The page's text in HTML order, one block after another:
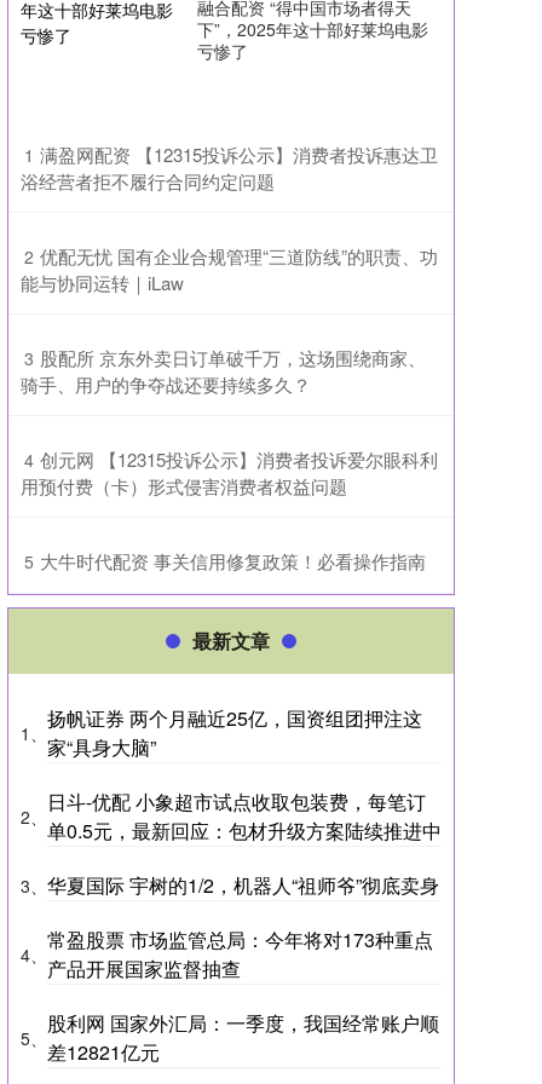
融合配资 “得中国市场者得天
下”，2025年这十部好莱坞电影
亏惨了
1 ​满盈网配资 【12315投诉公示】消费者投诉惠达卫
浴经营者拒不履行合同约定问题
2 ​优配无忧 国有企业合规管理“三道防线”的职责、功
能与协同运转｜iLaw
3 ​股配所 京东外卖日订单破千万，这场围绕商家、
骑手、用户的争夺战还要持续多久？
4 ​创元网 【12315投诉公示】消费者投诉爱尔眼科利
用预付费（卡）形式侵害消费者权益问题
5 ​大牛时代配资 事关信用修复政策！必看操作指南
最新文章
1、
扬帆证券 两个月融近25亿，国资组团押注这
家“具身大脑”
2、
日斗-优配 小象超市试点收取包装费，每笔订
单0.5元，最新回应：包材升级方案陆续推进中
3、 华夏国际 宇树的1/2，机器人“祖师爷”彻底卖身
4、
常盈股票 市场监管总局：今年将对173种重点
产品开展国家监督抽查
5、
股利网 国家外汇局：一季度，我国经常账户顺
差12821亿元